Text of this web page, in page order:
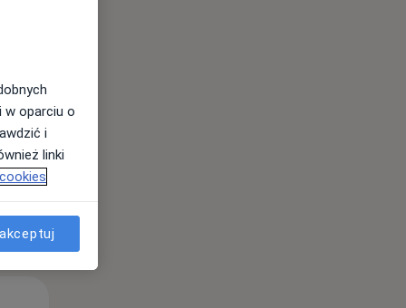
w oparciu o
i
linki